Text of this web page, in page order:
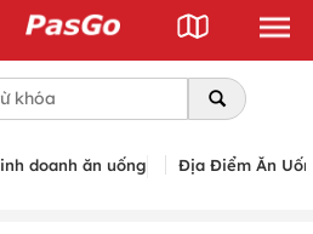
doanh ăn uống Địa Điểm Ăn